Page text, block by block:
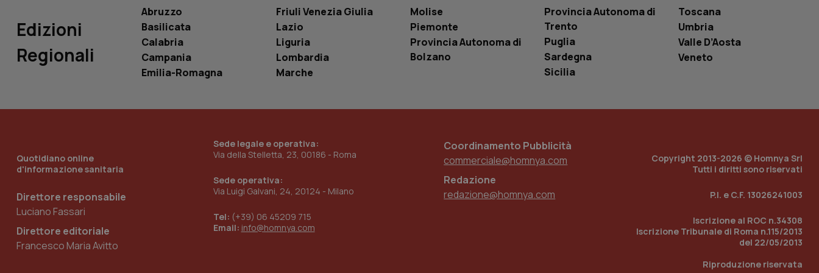
Edizioni
Regionali
Abruzzo
Basilicata
Calabria
Campania
Emilia-Romagna
Friuli Venezia Giulia
Lazio
Liguria
Lombardia
Marche
Molise
Piemonte
Provincia Autonoma di
Bolzano
Provincia Autonoma di
Trento
Puglia
Sardegna
Sicilia
Toscana
Umbria
Valle D’Aosta
Veneto
Quotidiano online
d'informazione sanitaria
Direttore responsabile
Luciano Fassari
Direttore editoriale
Francesco Maria Avitto
Sede legale e operativa:
Via della Stelletta, 23, 00186 - Roma
Sede operativa:
Via Luigi Galvani, 24, 20124 - Milano
Tel: (+39) 06 45209 715
Email: info@homnya.com
Coordinamento Pubblicità
commerciale@homnya.com
Redazione
redazione@homnya.com
Copyright 2013-2026 © Homnya Srl
Tutti i diritti sono riservati
P.I. e C.F. 13026241003
Iscrizione al ROC n.34308
Iscrizione Tribunale di Roma n.115/2013
del 22/05/2013
Riproduzione riservata
utente
www.quotidianosanita.it
Questo cookie è impostato dall'applicazione per abilitare il
sistema di tracking solo in caso di utenti loggato con identity
provider WelfareLink.